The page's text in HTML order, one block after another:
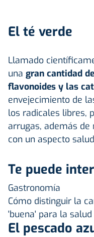
El té verde
Llamado
una gran cantidad
flavonoides y las
envejecimiento de
los radicales libres,
arrugas, además
con un aspecto
Te puede
Gastronomía
Cómo distinguir la
'buena' para la salud
El pescado